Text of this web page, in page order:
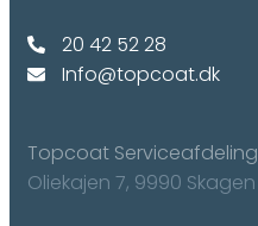
20 42 52 28
Info@topcoat.dk
Topcoat Serviceafdeling
​Oliekajen 7, ​9990 Skagen​